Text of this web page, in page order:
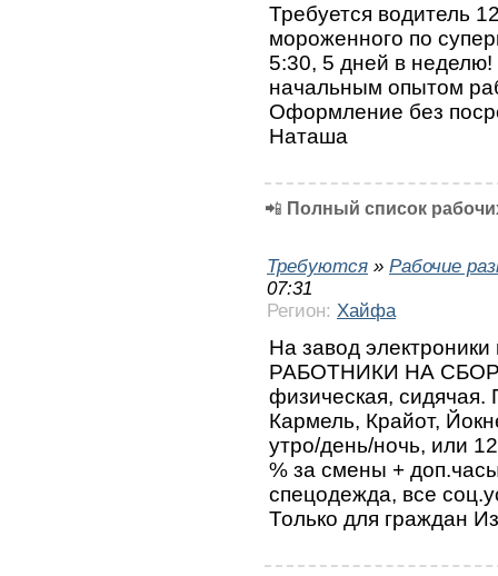
Требуется водитель
мороженного по
5:30, 5 дней в
начальным опытом
Оформление без
Наташа
📲 Полный список
Требуются » Рабочие
07:31
Регион: Хайфа
На завод
РАБОТНИКИ НА
физическая,
Кармель, Крайот,
утро/день/ночь, или
% за смены +
спецодежда, все
Только для граждан